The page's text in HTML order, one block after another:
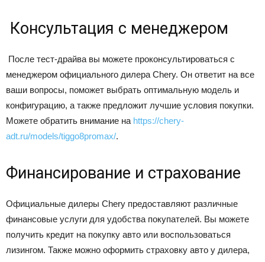
Консультация с менеджером
После тест-драйва вы можете проконсультироваться с
менеджером официального дилера Chery. Он ответит на все
ваши вопросы, поможет выбрать оптимальную модель и
конфигурацию, а также предложит лучшие условия покупки.
Можете обратить внимание на https://chery-
adt.ru/models/tiggo8promax/.
Финансирование и страхование
Официальные дилеры Chery предоставляют различные
финансовые услуги для удобства покупателей. Вы можете
получить кредит на покупку авто или воспользоваться
лизингом. Также можно оформить страховку авто у дилера,